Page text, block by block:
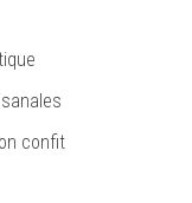
confit